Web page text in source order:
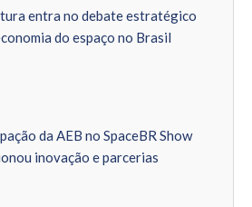
entra no debate estratégico
do espaço no Brasil
da AEB no SpaceBR Show
inovação e parcerias